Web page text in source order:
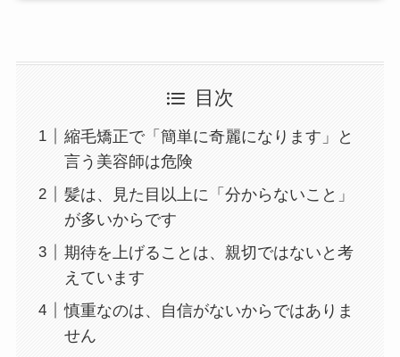
目次
縮毛矯正で「簡単に奇麗になります」と
言う美容師は危険
髪は、見た目以上に「分からないこと」
が多いからです
期待を上げることは、親切ではないと考
えています
慎重なのは、自信がないからではありま
せん